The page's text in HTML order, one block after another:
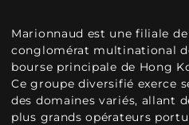
Marionnaud est une filiale
conglomérat multinational
bourse principale de Hong
Ce groupe diversifié exerce
des domaines variés, allant
plus grands opérateurs